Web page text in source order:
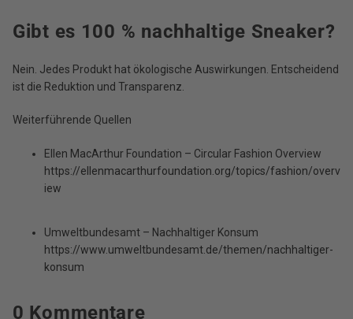
Gibt es 100 % nachhaltige Sneaker?
Nein. Jedes Produkt hat ökologische Auswirkungen. Entscheidend
ist die Reduktion und Transparenz.
Weiterführende Quellen
Ellen MacArthur Foundation – Circular Fashion Overview
https://ellenmacarthurfoundation.org/topics/fashion/overv
iew
Umweltbundesamt – Nachhaltiger Konsum
https://www.umweltbundesamt.de/themen/nachhaltiger-
konsum
0 Kommentare